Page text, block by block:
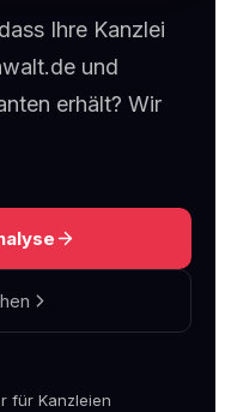
Ihre Kanzlei
und
erhält? Wir
für Kanzleien